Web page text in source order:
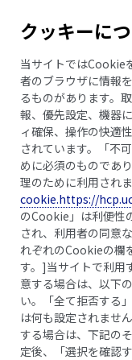
メニュー
乾癬基本知識コラム
季節と
クッキーに
当サイトではCookie
者のブラウザに情報
るものがあります。
報、優先設定、機器
ィ確保、操作の快適
されています。「不
めに必須のものであ
理のために利用され
cookie.https://
のCookie」は利便性
され、利用者の同意
れぞれのCookieの欄
す。]当サイトで利用
意する場合は、以下
い。「全て拒否する
は何も設定されませ
する場合は、下記の
定後、「選択を確認